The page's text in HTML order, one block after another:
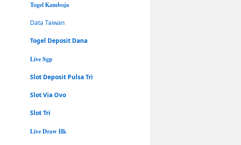
Togel Kamboja
Data Taiwan
Togel Deposit Dana
Live Sgp
Slot Deposit Pulsa Tri
Slot Via Ovo
Slot Tri
Live Draw Hk